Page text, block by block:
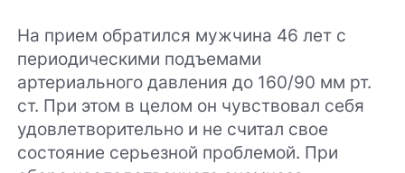
На прием обратился мужчина 46 лет с
периодическими подъемами
артериального давления до 160/90 мм рт.
ст. При этом в целом он чувствовал себя
удовлетворительно и не считал свое
состояние серьезной проблемой. При